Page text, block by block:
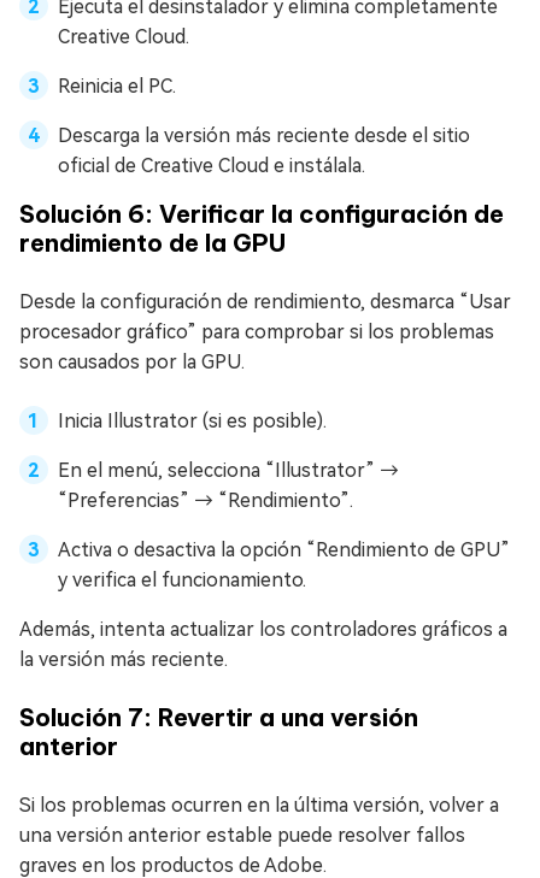
Ejecuta el desinstalador y elimina completamente
Creative Cloud.
Reinicia el PC.
Descarga la versión más reciente desde el sitio
oficial de Creative Cloud e instálala.
Solución 6: Verificar la configuración de
rendimiento de la GPU
Desde la configuración de rendimiento, desmarca “Usar
procesador gráfico” para comprobar si los problemas
son causados por la GPU.
Inicia Illustrator (si es posible).
En el menú, selecciona “Illustrator” →
“Preferencias” → “Rendimiento”.
Activa o desactiva la opción “Rendimiento de GPU”
y verifica el funcionamiento.
Además, intenta actualizar los controladores gráficos a
la versión más reciente.
Solución 7: Revertir a una versión
anterior
Si los problemas ocurren en la última versión, volver a
una versión anterior estable puede resolver fallos
graves en los productos de Adobe.